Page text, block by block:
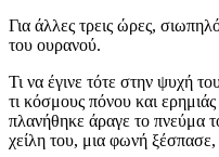
Για άλλες τρεις ώρες,
του ουρανού.
Τι να έγινε τότε στην ψυχή
τι κόσμους πόνου και
πλανήθηκε άραγε το πνεύμα
χείλη του, μια φωνή